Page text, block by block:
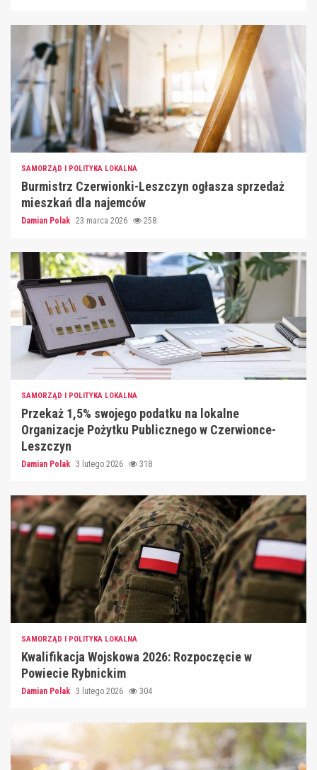
SAMORZĄD I POLITYKA LOKALNA
Burmistrz Czerwionki-Leszczyn ogłasza sprzedaż
mieszkań dla najemców
Damian Polak 23 marca 2026 258
SAMORZĄD I POLITYKA LOKALNA
Przekaż 1,5% swojego podatku na lokalne
Organizacje Pożytku Publicznego w Czerwionce-
Leszczyn
Damian Polak 3 lutego 2026 318
SAMORZĄD I POLITYKA LOKALNA
Kwalifikacja Wojskowa 2026: Rozpoczęcie w
Powiecie Rybnickim
Damian Polak 3 lutego 2026 304